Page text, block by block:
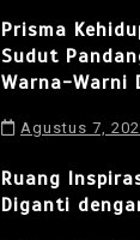
Prisma
Sudut
Warna-Warni
Agustus 7,
Ruang
Diganti